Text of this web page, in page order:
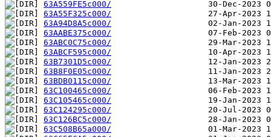
63A559FE5c000/
63A55F325c000/
63A94D8A5c000/
63AABE375c000/
63ABC0C75c000/
63ABCF595c000/
63B7301D5c000/
63B8F0E05c000/
63BDB0115c000/
63C100465c000/
63C105465c000/
63C124295c000/
63C126BC5c000/
63C508B65a000/